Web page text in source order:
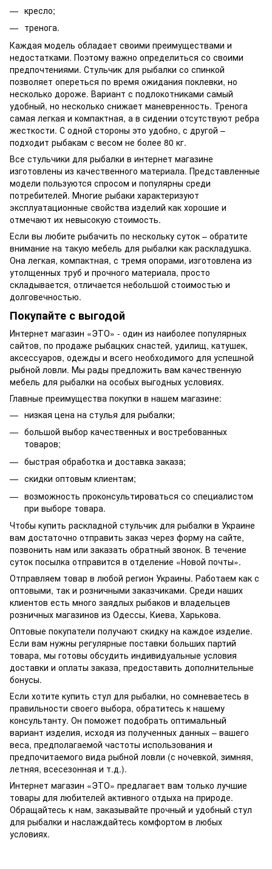
кресло;
тренога.
Каждая модель обладает своими преимуществами и
недостатками. Поэтому важно определиться со своими
предпочтениями. Стульчик для рыбалки со спинкой
позволяет опереться по время ожидания поклевки, но
несколько дороже. Вариант с подлокотниками самый
удобный, но несколько снижает маневренность. Тренога
самая легкая и компактная, а в сидении отсутствуют ребра
жесткости. С одной стороны это удобно, с другой –
подходит рыбакам с весом не более 80 кг.
Все стульчики для рыбалки в интернет магазине
изготовлены из качественного материала. Представленные
модели пользуются спросом и популярны среди
потребителей. Многие рыбаки характеризуют
эксплуатационные свойства изделий как хорошие и
отмечают их невысокую стоимость.
Если вы любите рыбачить по нескольку суток – обратите
внимание на такую мебель для рыбалки как раскладушка.
Она легкая, компактная, с тремя опорами, изготовлена из
утолщенных труб и прочного материала, просто
складывается, отличается небольшой стоимостью и
долговечностью.
Покупайте с выгодой
Интернет магазин «ЭТО» - один из наиболее популярных
сайтов, по продаже рыбацких снастей, удилищ, катушек,
аксессуаров, одежды и всего необходимого для успешной
рыбной ловли. Мы рады предложить вам качественную
мебель для рыбалки на особых выгодных условиях.
Главные преимущества покупки в нашем магазине:
низкая цена на стулья для рыбалки;
большой выбор качественных и востребованных
товаров;
быстрая обработка и доставка заказа;
скидки оптовым клиентам;
возможность проконсультироваться со специалистом
при выборе товара.
Чтобы купить раскладной стульчик для рыбалки в Украине
вам достаточно отправить заказ через форму на сайте,
позвонить нам или заказать обратный звонок. В течение
суток посылка отправится в отделение «Новой почты».
Отправляем товар в любой регион Украины. Работаем как с
оптовыми, так и розничными заказчиками. Среди наших
клиентов есть много заядлых рыбаков и владельцев
розничных магазинов из Одессы, Киева, Харькова.
Оптовые покупатели получают скидку на каждое изделие.
Если вам нужны регулярные поставки больших партий
товара, мы готовы обсудить индивидуальные условия
доставки и оплаты заказа, предоставить дополнительные
бонусы.
Если хотите купить стул для рыбалки, но сомневаетесь в
правильности своего выбора, обратитесь к нашему
консультанту. Он поможет подобрать оптимальный
вариант изделия, исходя из полученных данных – вашего
веса, предполагаемой частоты использования и
предпочитаемого вида рыбной ловли (с ночевкой, зимняя,
летняя, всесезонная и т.д.).
Интернет магазин «ЭТО» предлагает вам только лучшие
товары для любителей активного отдыха на природе.
Обращайтесь к нам, заказывайте прочный и удобный стул
для рыбалки и наслаждайтесь комфортом в любых
условиях.